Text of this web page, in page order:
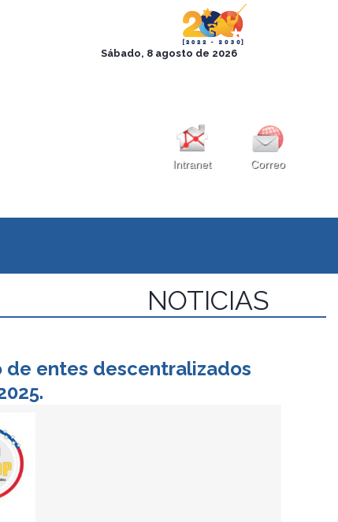
Correo
Intranet
NOTICIAS
de entes descentralizados